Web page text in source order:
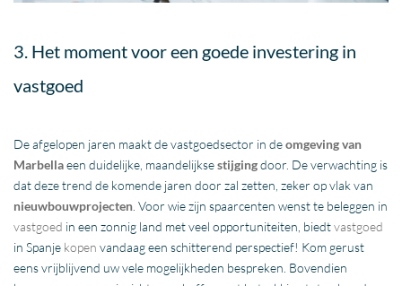
3. Het moment voor een goede investering in
vastgoed
De afgelopen jaren maakt de vastgoedsector in deomgeving van
Marbellaeen duidelijke, maandelijksestijgingdoor. De verwachting is
dat deze trend de komende jaren door zal zetten, zeker op vlak van
nieuwbouwprojecten . Voor wie zijn spaarcenten wenst te beleggen in
vastgoed in een zonnig land met veel opportuniteiten, biedtvastgoed
in Spanje kopen vandaag een schitterend perspectief! Kom gerust
eens vrijblijvend uw vele mogelijkheden bespreken. Bovendien